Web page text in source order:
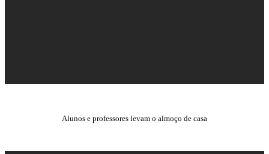
Alunos e professores levam o almoço de casa